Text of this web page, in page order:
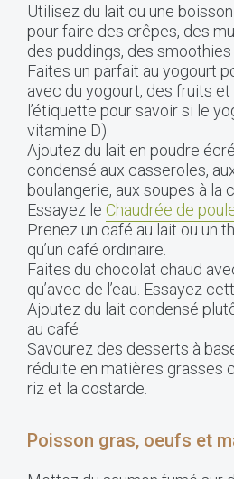
Utilisez du lait ou une
pour faire des crêpes, des
des puddings, des smoothies
Faites un parfait au yogourt
avec du yogourt, des fruits
l’étiquette pour savoir si le
vitamine D).
Ajoutez du lait en poudre
condensé aux casseroles,
boulangerie, aux soupes à la
Essayez le Chaudrée de
Prenez un café au lait ou un
qu’un café ordinaire.
Faites du chocolat chaud
qu’avec de l’eau. Essayez
Ajoutez du lait condensé
au café.
Savourez des desserts à
réduite en matières grasses
riz et la costarde.
Poisson gras, oeufs et